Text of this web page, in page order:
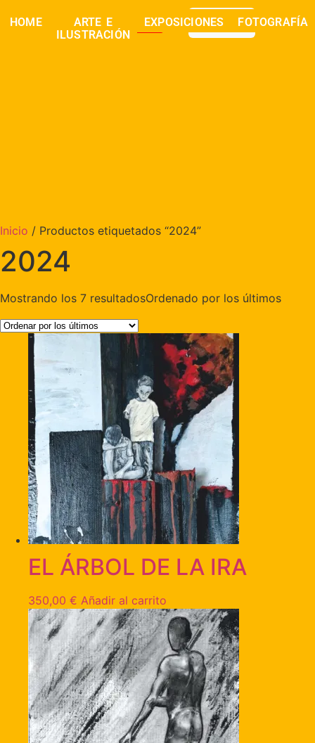
HOME
ARTE E
ILUSTRACIÓN
EXPOSICIONES FOTOGRAFÍA
buscar 0,00
Inicio / Productos etiquetados “2024”
2024
Mostrando los 7 resultadosOrdenado por los últimos
EL ÁRBOL DE LA IRA
350,00 € Añadir al carrito